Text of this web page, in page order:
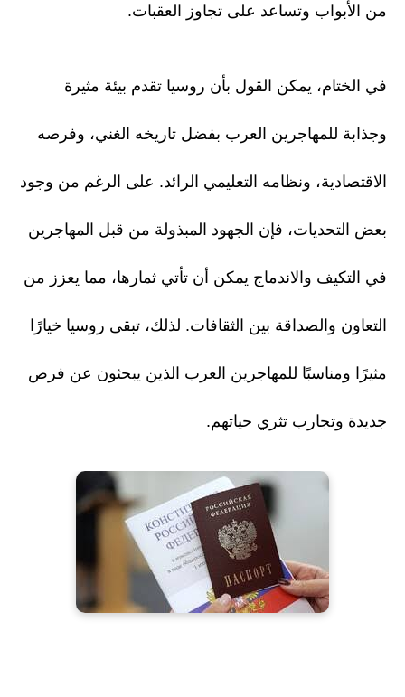
من الأبواب وتساعد على تجاوز العقبات.
في الختام، يمكن القول بأن روسيا تقدم بيئة مثيرة
وجذابة للمهاجرين العرب بفضل تاريخه الغني، وفرصه
الاقتصادية، ونظامه التعليمي الرائد. على الرغم من وجود
بعض التحديات، فإن الجهود المبذولة من قبل المهاجرين
في التكيف والاندماج يمكن أن تأتي ثمارها، مما يعزز من
التعاون والصداقة بين الثقافات. لذلك، تبقى روسيا خيارًا
مثيرًا ومناسبًا للمهاجرين العرب الذين يبحثون عن فرص
جديدة وتجارب تثري حياتهم.